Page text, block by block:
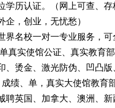
历认证。（网上可查、
企，创业，无忧愁）
界名校一对一专业服务，
真实使馆公证、真实教育
烫金、激光防伪、凹凸版
绩、单，真实大使馆教育
英国、加拿大、澳洲、